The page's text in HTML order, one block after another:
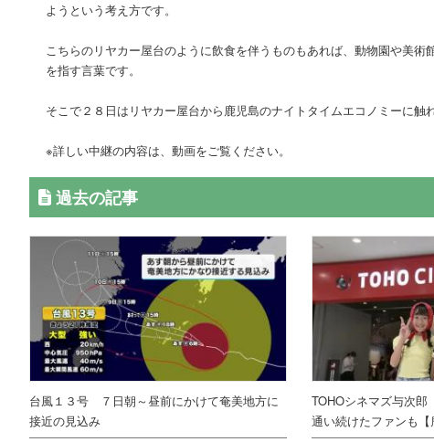
ようという考え方です。
こちらのリヤカー屋台のように飲食を伴うものもあれば、動物園や美
を指す言葉です。
そこで２８日はリヤカー屋台から鹿児島のナイトタイムエコノミーに触
※詳しい中継の内容は、動画をご覧ください。
過去の記事
台風１３号 ７日朝～昼前にかけて奄美地方に
接近の見込み
TOHOシネマズ与次
通い続けたファンも